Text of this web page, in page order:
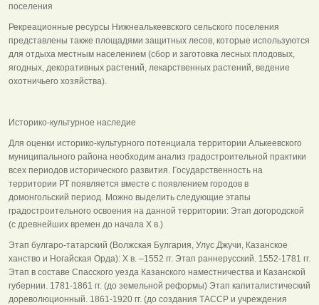
поселения
Рекреационные ресурсы Нижнеалькеевского сельского поселения
представлены также площадями защитных лесов, которые используются
для отдыха местным населением (сбор и заготовка лесных плодовых,
ягодных, декоративных растений, лекарственных растений, ведение
охотничьего хозяйства).
Историко-культурное наследие
Для оценки историко-культурного потенциала территории Алькеевского
муниципального района необходим анализ градостроительной практики
всех периодов исторического развития. Государственность на
территории РТ появляется вместе с появлением городов в
домонгольский период. Можно выделить следующие этапы
градостроительного освоения на данной территории: Этап догородской
(с древнейших времен до начала X в.)
Этап булгаро-татарский (Волжская Булгария, Улус Джучи, Казанское
ханство и Ногайская Орда): X в. –1552 гг. Этап раннерусский. 1552-1781 гг.
Этап в составе Спасского уезда Казанского наместничества и Казанской
губернии. 1781-1861 гг. (до земельной реформы) Этап капиталистический
дореволюционный. 1861-1920 гг. (до создания ТАССР и учреждения